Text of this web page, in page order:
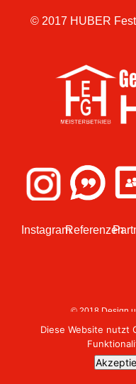
© 2017 HUBER
InstagramReferenzen
© 2018 Design
Diese Website nutzt